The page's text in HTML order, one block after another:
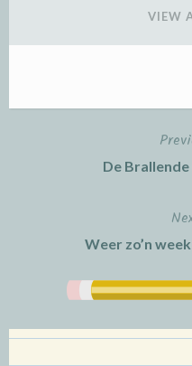
VIEW
De
Weer zo’n